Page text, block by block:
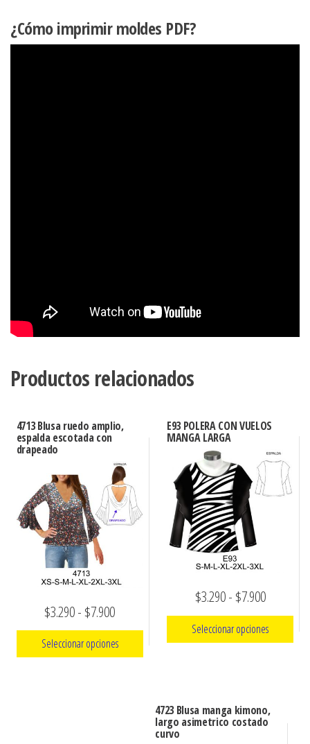
¿Cómo imprimir moldes PDF?
Productos relacionados
4713 Blusa ruedo amplio,
espalda escotada con
drapeado
$3.290- $7.900Rango
de
precios:
Seleccionar opciones
E93 POLERA CON VUELOS
MANGA LARGA
$3.290- $7.900Rango
de
precios:
hasta
Seleccionar opciones
múltiples
4723 Blusa manga kimono,
largo asimetrico costado
curvo